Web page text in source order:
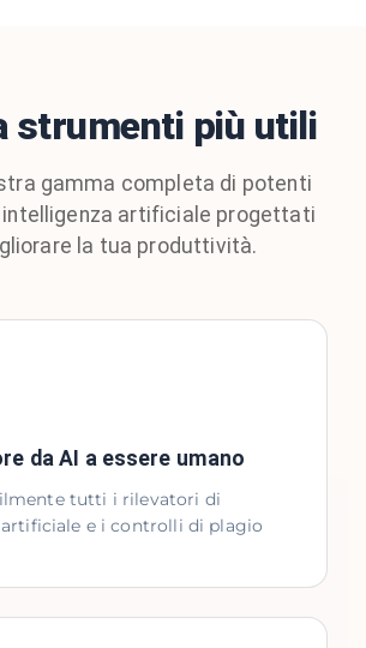
strumenti più utili
gamma completa di potenti
artificiale progettati
la tua produttività.
da AI a essere umano
tutti i rilevatori di
e i controlli di plagio